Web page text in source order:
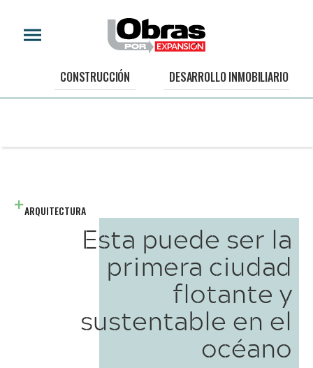
CONSTRUCCIÓN DESARROLLO INMOBILIARIO
ARQUITECTURA
Esta puede ser la
primera ciudad
flotante y
sustentable en el
océano